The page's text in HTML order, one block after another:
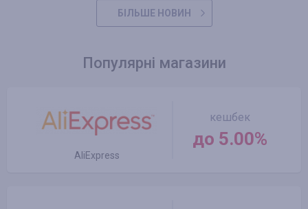
БІЛЬШЕ НОВИН
Популярні магазини
AliExpress
кешбек
до 5.00%